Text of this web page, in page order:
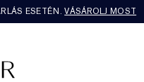
ESETÉN.VÁSÁROLJ MOST